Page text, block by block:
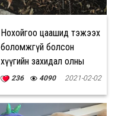
Нохойгоо цаашид тэжээх
боломжгүй болсон
хүүгийн захидал олны
сэтгэлийг хөдөлгөжээ
236 4090 2021-02-02